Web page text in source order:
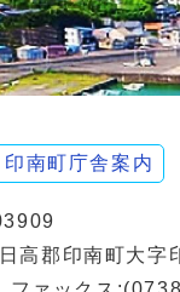
印南町庁舎案内
高郡印南町大字